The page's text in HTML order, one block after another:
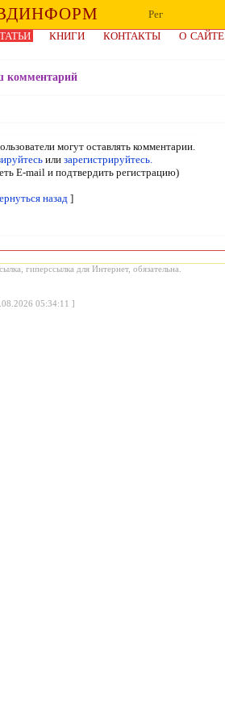
Рег
КНИГИ КОНТАКТЫ О САЙТЕ
комментарий
могут оставлять комментарии.
или зарегистрируйтесь.
E-mail и подтвердить регистрацию)
назад]
гиперссылка для Интернет, обязательна.
05:34:11 ]